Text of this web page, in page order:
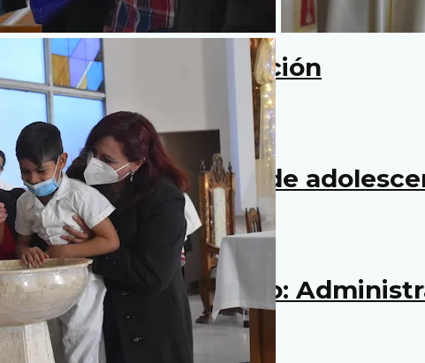
jornada de formación
de líderes de
el camino ya iniciado: